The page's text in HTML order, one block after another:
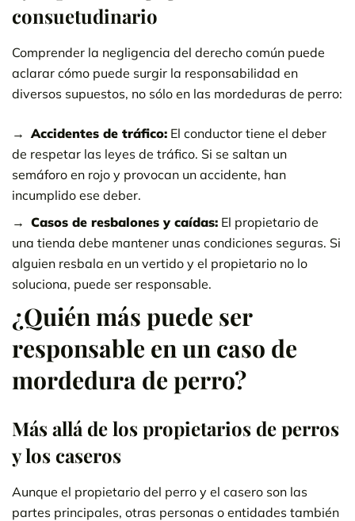
consuetudinario
Comprender la negligencia del derecho común puede
aclarar cómo puede surgir la responsabilidad en
diversos supuestos, no sólo en las mordeduras de perro:
Accidentes de tráfico: El conductor tiene el deber
de respetar las leyes de tráfico. Si se saltan un
semáforo en rojo y provocan un accidente, han
incumplido ese deber.
Casos de resbalones y caídas: El propietario de
una tienda debe mantener unas condiciones seguras. Si
alguien resbala en un vertido y el propietario no lo
soluciona, puede ser responsable.
¿Quién más puede ser
responsable en un caso de
mordedura de perro?
Más allá de los propietarios de perros
y los caseros
Aunque el propietario del perro y el casero son las
partes principales, otras personas o entidades también